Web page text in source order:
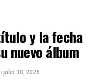
y la fecha
nuevo álbum
julio 30, 2026